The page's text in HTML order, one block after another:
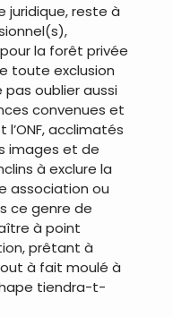
juridique, reste à
la forêt privée
toute exclusion
pas oublier aussi
convenues et
acclimatés
images et de
à exclure la
association ou
ce genre de
à point
prêtant à
à fait moulé à
tiendra-t-